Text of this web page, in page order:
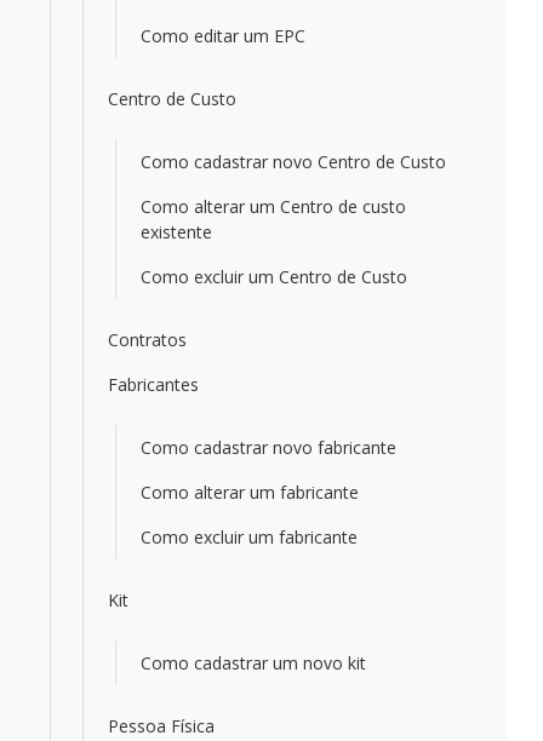
Como editar um EPC
Centro de Custo
Como cadastrar novo Centro de Custo
Como alterar um Centro de custo
existente
Como excluir um Centro de Custo
Contratos
Fabricantes
Como cadastrar novo fabricante
Como alterar um fabricante
Como excluir um fabricante
Kit
Como cadastrar um novo kit
Pessoa Física